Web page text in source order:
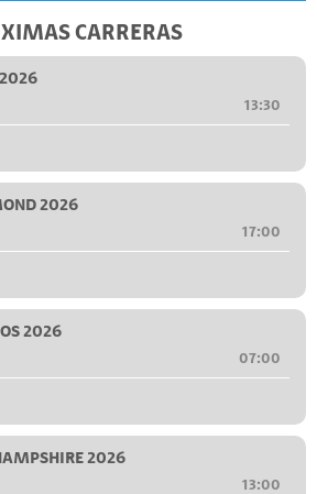
CARRERAS
2026
13:30
2026
17:00
2026
07:00
2026
13:00